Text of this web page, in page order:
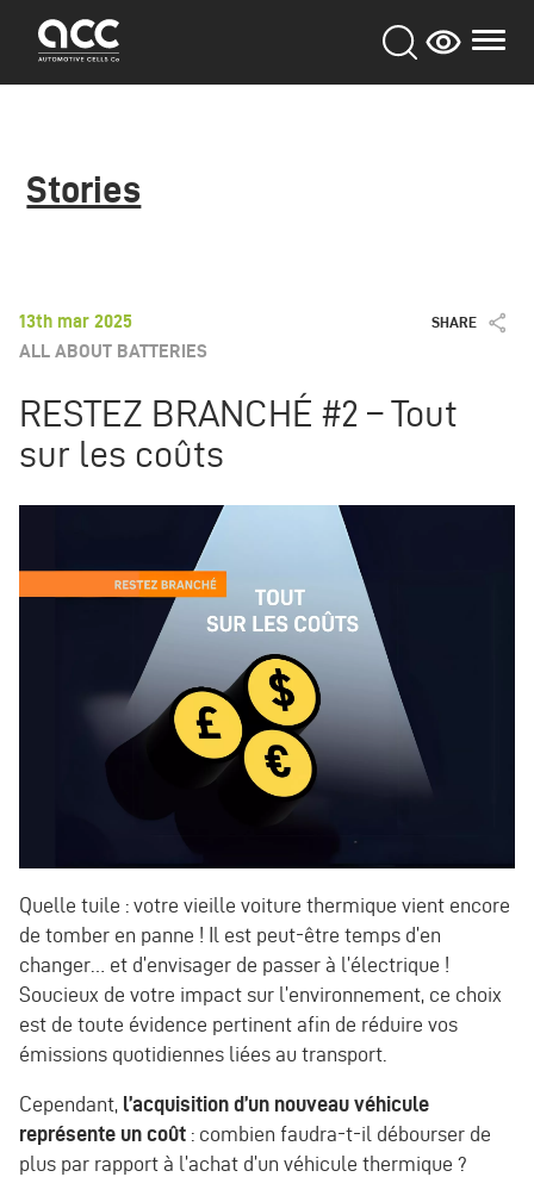
contenu
Stories
13th mar 2025
ALL ABOUT BATTERIES
SHARE
RESTEZ BRANCHÉ #2 – Tout
sur les coûts
Quelle tuile : votre vieille voiture thermique vient encore
de tomber en panne ! Il est peut-être temps d’en
changer… et d’envisager de passer à l’électrique !
Soucieux de votre impact sur l’environnement, ce choix
est de toute évidence pertinent afin de réduire vos
émissions quotidiennes liées au transport.
Cependant, l’acquisition d’un nouveau véhicule
représente un coût : combien faudra-t-il débourser de
plus par rapport à l’achat d’un véhicule thermique ?